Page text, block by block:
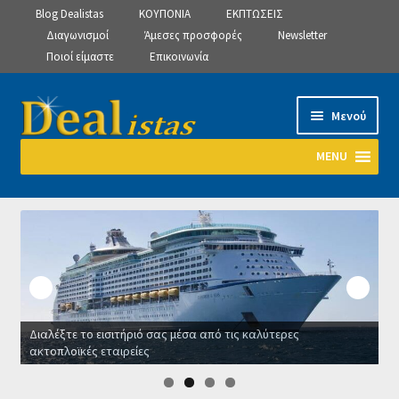
Blog Dealistas ΚΟΥΠΟΝΙΑ
ΕΚΠΤΩΣΕΙΣ
Διαγωνισμοί
Άμεσες προσφορές
Newsletter
Ποιοί είμαστε
Επικοινωνία
Απευθείας
μετάβαση
πλοήγηση
Μετάβαση
σε
Μενού
MENU
Αρχική
Manage Subscriptions
Manage Subscriptions
Manage Subscriptions
Διαλέξτε το εισιτήριό σας μέσα από τις καλύτερες
ακτοπλοϊκές εταιρείες